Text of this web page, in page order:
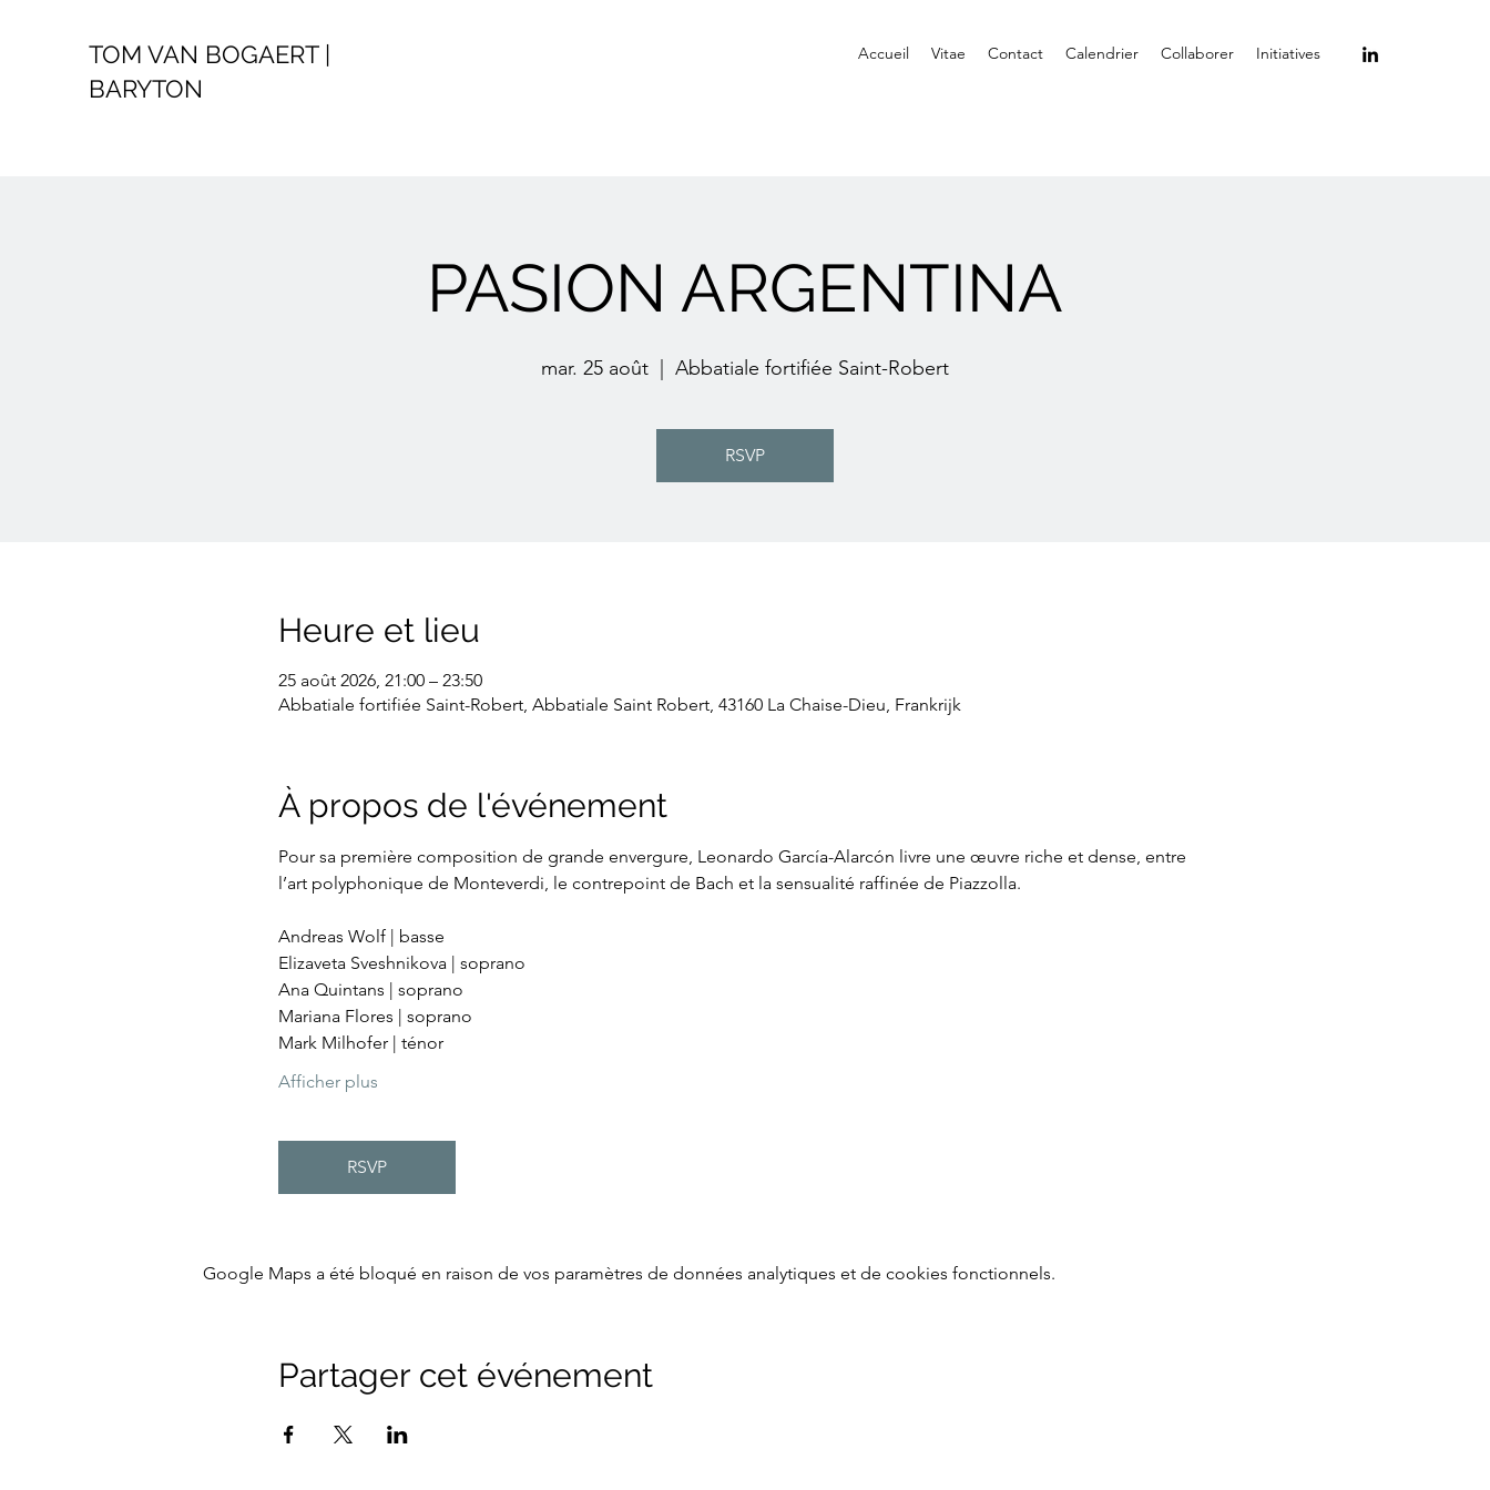
TOM VAN BOGAERT |
BARYTON
Accueil Vitae Contact Calendrier Collaborer Initiatives
PASION ARGENTINA
mar. 25 août Abbatiale fortifiée Saint-Robert
RSVP
Heure et lieu
25 août 2026, 21:00 – 23:50
Abbatiale fortifiée Saint-Robert, Abbatiale Saint Robert, 43160 La Chaise-Dieu, Frankrijk
À propos de l'événement
Pour sa première composition de grande envergure, Leonardo García-Alarcón livre une œuvre riche et dense, entre
l’art polyphonique de Monteverdi, le contrepoint de Bach et la sensualité raffinée de Piazzolla.
Andreas Wolf | basse
Elizaveta Sveshnikova | soprano
Ana Quintans | soprano
Mariana Flores | soprano
Mark Milhofer | ténor
Afficher plus
RSVP
Google Maps a été bloqué en raison de vos paramètres de données analytiques et de cookies fonctionnels.
Partager cet événement